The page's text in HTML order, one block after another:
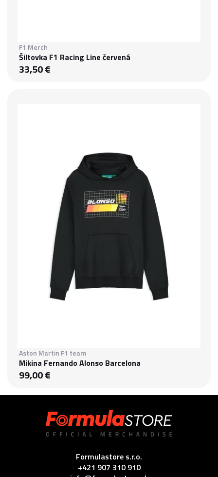
F1 Merch
Šiltovka F1 Racing Line červená
33,50 €
Aston Martin F1 team
Mikina Fernando Alonso Barcelona
99,00 €
Formulastore s.r.o.
+421 907 310 910